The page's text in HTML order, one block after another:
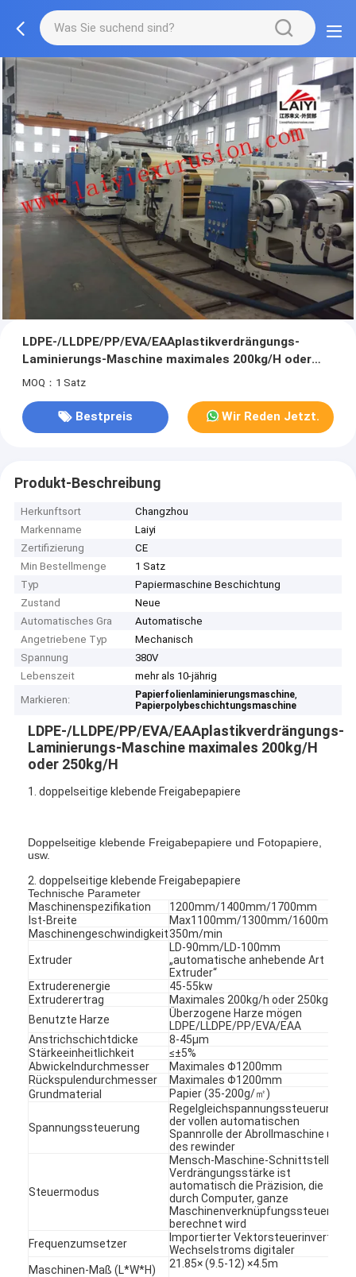
LDPE-/LLDPE/PP/EVA/EAAplastikverdrängungs-
Laminierungs-Maschine maximales 200kg/H oder
250kg/H
MOQ：1 Satz
Bestpreis Wir Reden Jetzt.
Produkt-Beschreibung
Herkunftsort
Changzhou
Markenname
Laiyi
Zertifizierung
CE
Min Bestellmenge
1 Satz
Typ
Papiermaschine Beschichtung
Zustand
Neue
Automatisches Gra
Automatische
Angetriebene Typ
Mechanisch
Spannung
380V
Lebenszeit
mehr als 10-jährig
Markieren:
Papierfolienlaminierungsmaschine,
Papierpolybeschichtungsmaschine
LDPE-/LLDPE/PP/EVA/EAAplastikverdrängungs-
Laminierungs-Maschine maximales 200kg/H
oder 250kg/H
1. doppelseitige klebende Freigabepapiere
Doppelseitige klebende Freigabepapiere und Fotopapiere,
usw.
2. doppelseitige klebende Freigabepapiere
Technische Parameter
Maschinenspezifikation
1200mm/1400mm/1700mm
Ist-Breite
Max1100mm/1300mm/1600mm
Maschinengeschwindigkeit350m/min
Extruder
LD-90mm/LD-100mm
„automatische anhebende Art
Extruder“
Extruderenergie
45-55kw
Extruderertrag
Maximales 200kg/h oder 250kg/h
Benutzte Harze
Überzogene Harze mögen
LDPE/LLDPE/PP/EVA/EAA
Anstrichschichtdicke
8-45μm
Stärkeeinheitlichkeit
≤±5%
Abwickelndurchmesser
Maximales Φ1200mm
Rückspulendurchmesser
Maximales Φ1200mm
Grundmaterial
Papier (35-200g/㎡)
Spannungssteuerung
Regelgleichspannungssteuerung
der vollen automatischen
Spannrolle der Abrollmaschine und
des rewinder
Steuermodus
Mensch-Maschine-Schnittstelle,
Verdrängungsstärke ist
automatisch die Präzision, die
durch Computer, ganze
Maschinenverknüpfungssteuerung
berechnet wird
Frequenzumsetzer
Importierter Vektorsteuerinverter
Wechselstroms digitaler
Maschinen-Maß (L*W*H)
21.85× (9.5-12) ×4.5m